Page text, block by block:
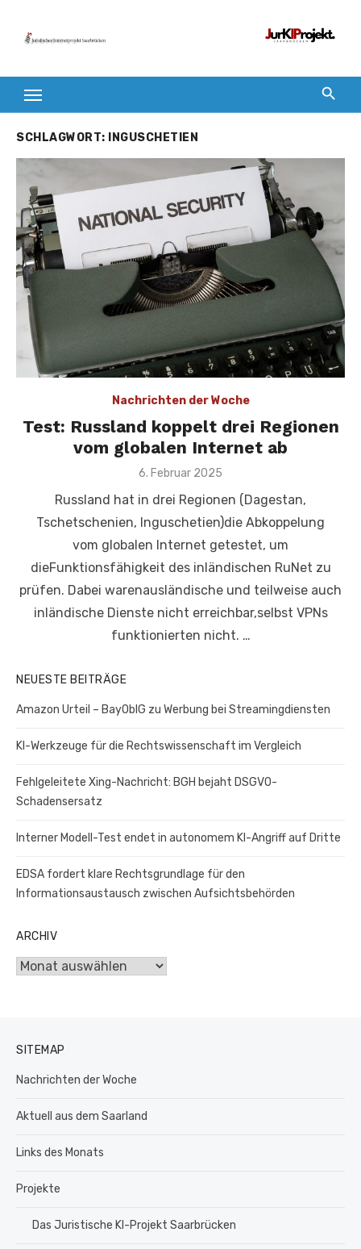
Inhalt
SCHLAGWORT: INGUSCHETIEN
Nachrichten der Woche
Test: Russland koppelt drei Regionen
vom globalen Internet ab
Veröffentlicht
6. Februar 2025
Russland hat in drei Regionen (Dagestan,
Tschetschenien, Inguschetien)die Abkoppelung
vom globalen Internet getestet, um
dieFunktionsfähigkeit des inländischen RuNet zu
prüfen. Dabei warenausländische und teilweise auch
inländische Dienste nicht erreichbar,selbst VPNs
funktionierten nicht. …
NEUESTE BEITRÄGE
Amazon Urteil – BayOblG zu Werbung bei Streamingdiensten
KI-Werkzeuge für die Rechtswissenschaft im Vergleich
Fehlgeleitete Xing-Nachricht: BGH bejaht DSGVO-
Schadensersatz
Interner Modell-Test endet in autonomem KI-Angriff auf Dritte
EDSA fordert klare Rechtsgrundlage für den
Informationsaustausch zwischen Aufsichtsbehörden
ARCHIV
Archiv
SITEMAP
Nachrichten der Woche
Aktuell aus dem Saarland
Links des Monats
Projekte
Das Juristische KI-Projekt Saarbrücken